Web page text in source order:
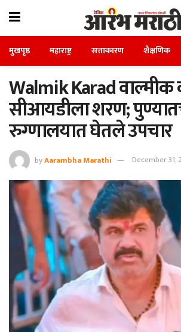
मुखपृष्ठ महाराष्ट्र सत्ताकारण शैक्षणिक
Walmik Karad
सीआयडीला शरण;
रुग्णालयात घेतले उपचार
byAarambha Marathi December 31,